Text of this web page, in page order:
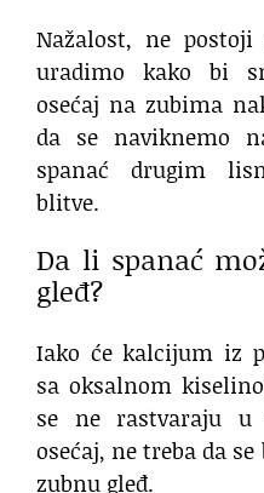
Nažalost, ne
uradimo kako bi
osećaj na zubima
da se naviknemo
spanać drugim
blitve.
Da li spanać
gleđ?
Iako će kalcijum iz
sa oksalnom
se ne rastvaraju
osećaj, ne treba da
zubnu gleđ.